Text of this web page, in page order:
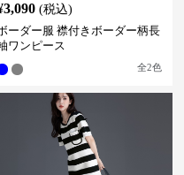
3,090 (税込)
ーダー服 襟付きボーダー柄長
ワンピース
全2色